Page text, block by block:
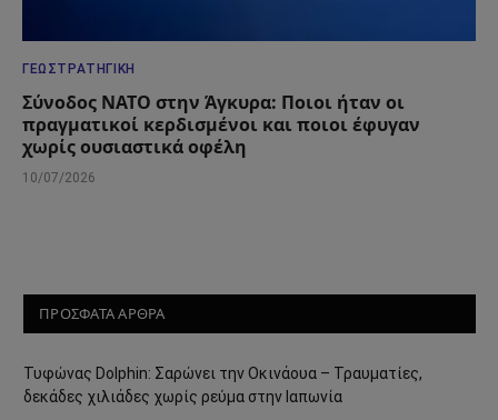
ΓΕΩΣΤΡΑΤΗΓΙΚΉ
Σύνοδος ΝΑΤΟ στην Άγκυρα: Ποιοι ήταν οι
πραγματικοί κερδισμένοι και ποιοι έφυγαν
χωρίς ουσιαστικά οφέλη
10/07/2026
ΠΡΟΣΦΑΤΑ ΑΡΘΡΑ
Τυφώνας Dolphin: Σαρώνει την Οκινάουα – Τραυματίες,
δεκάδες χιλιάδες χωρίς ρεύμα στην Ιαπωνία